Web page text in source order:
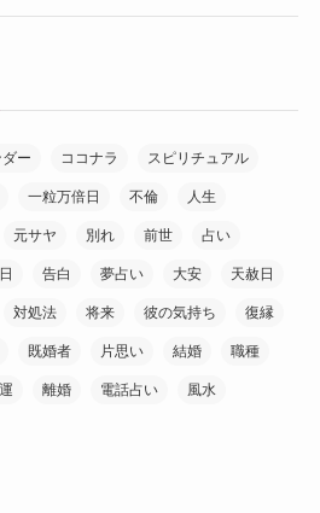
ー ココナラ スピリチュアル
一粒万倍日 不倫 人生
元サヤ 別れ 前世 占い
告白 夢占い 大安 天赦日
対処法 将来 彼の気持ち 復縁
既婚者 片思い 結婚 職種
離婚 電話占い 風水